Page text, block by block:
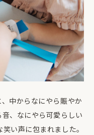
中からなにやら賑やか
、なにやら可愛らしい
い声に包まれました。